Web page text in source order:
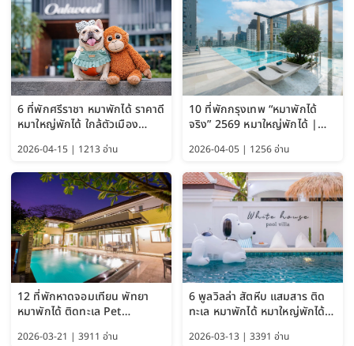
6 ที่พักศรีราชา หมาพักได้ ราคาดี
หมาใหญ่พักได้ ใกล้ตัวเมือง
2026-04-15 | 1213 อ่าน
10 ที่พักกรุงเทพ “หมาพักได้
จริง” 2569 หมาใหญ่พักได้ |
Bangkok อัปเดตล่าสุด
2026-04-05 | 1256 อ่าน
12 ที่พักหาดจอมเทียน พัทยา
หมาพักได้ ติดทะเล Pet
Friendly ใกล้กรุงเทพ หมาใหญ่
พักได้ อัปเดต 2569
2026-03-21 | 3911 อ่าน
6 พูลวิลล่า สัตหีบ แสมสาร ติด
ทะเล หมาพักได้ หมาใหญ่พักได้
ใกล้เกาะแสมสาร 2569
2026-03-13 | 3391 อ่าน